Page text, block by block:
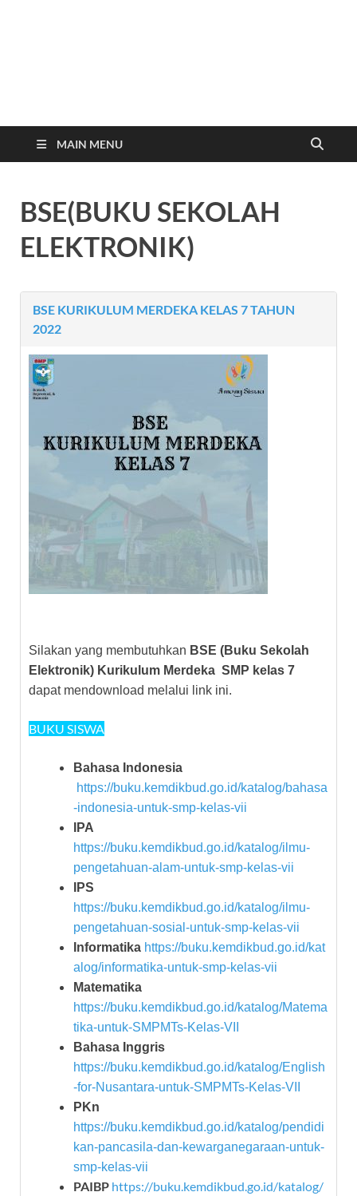
Website Resmi SMP
Negeri 2 Kendal
MAIN MENU
BSE(BUKU SEKOLAH
ELEKTRONIK)
BSE KURIKULUM MERDEKA KELAS 7 TAHUN
2022
Silakan yang membutuhkan BSE (Buku Sekolah
Elektronik) Kurikulum Merdeka SMP kelas 7
dapat mendownload melalui link ini.
BUKU SISWA
Bahasa Indonesia
https://buku.kemdikbud.go.id/katalog/bahasa
-indonesia-untuk-smp-kelas-vii
IPA
https://buku.kemdikbud.go.id/katalog/ilmu-
pengetahuan-alam-untuk-smp-kelas-vii
IPS
https://buku.kemdikbud.go.id/katalog/ilmu-
pengetahuan-sosial-untuk-smp-kelas-vii
Informatika https://buku.kemdikbud.go.id/kat
alog/informatika-untuk-smp-kelas-vii
Matematika
https://buku.kemdikbud.go.id/katalog/Matema
tika-untuk-SMPMTs-Kelas-VII
Bahasa Inggris
https://buku.kemdikbud.go.id/katalog/English
-for-Nusantara-untuk-SMPMTs-Kelas-VII
PKn
https://buku.kemdikbud.go.id/katalog/pendidi
kan-pancasila-dan-kewarganegaraan-untuk-
smp-kelas-vii
PAIBP https://buku.kemdikbud.go.id/katalog/